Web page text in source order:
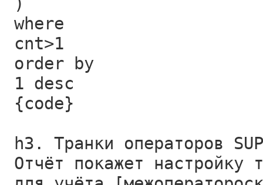
where
cnt>1
order by
1 desc
{code}
h3. Транки операторов
Отчёт покажет настройку